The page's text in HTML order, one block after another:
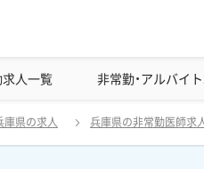
ドクターコネ
人一覧 非常勤・アルバイ
外科・美容皮膚科の医師転職体験談
庫県の求人 兵庫県の非常勤医師求
県■ 《アルバイト医師募集》【